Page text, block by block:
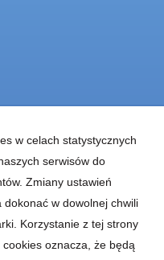
w celach statystycznych
serwisów do
Zmiany ustawień
w dowolnej chwili
Korzystanie z tej strony
oznacza, że będą